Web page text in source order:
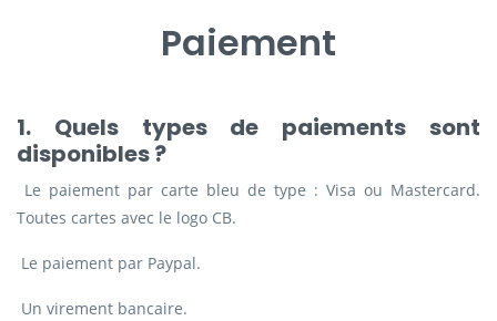
Paiement
1. Quels types de paiements sont
disponibles ?
Le paiement par carte bleu de type : Visa ou Mastercard.
Toutes cartes avec le logo CB.
Le paiement par Paypal.
Un virement bancaire.